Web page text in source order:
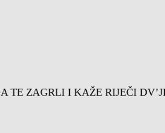
TE ZAGRLI I KAŽE RIJEČI